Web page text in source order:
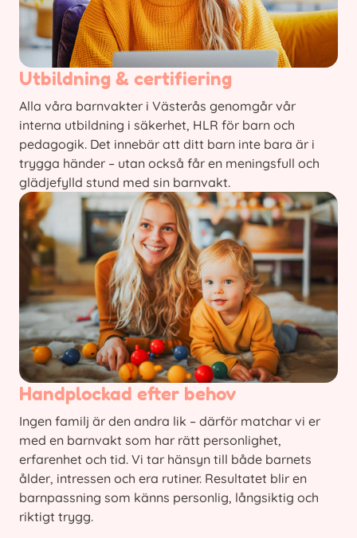
Utbildning & certifiering
Alla våra barnvakter i Västerås genomgår vår
interna utbildning i säkerhet, HLR för barn och
pedagogik. Det innebär att ditt barn inte bara är i
trygga händer – utan också får en meningsfull och
glädjefylld stund med sin barnvakt.
Handplockad efter behov
Ingen familj är den andra lik – därför matchar vi er
med en barnvakt som har rätt personlighet,
erfarenhet och tid. Vi tar hänsyn till både barnets
ålder, intressen och era rutiner. Resultatet blir en
barnpassning som känns personlig, långsiktig och
riktigt trygg.